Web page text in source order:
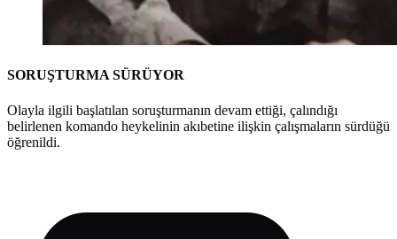
SORUŞTURMA SÜRÜYOR
Olayla ilgili başlatılan soruşturmanın devam ettiği, çalındığı
belirlenen komando heykelinin akıbetine ilişkin çalışmaların sürdüğü
öğrenildi.